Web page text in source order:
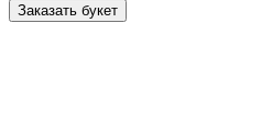
Заказать букет